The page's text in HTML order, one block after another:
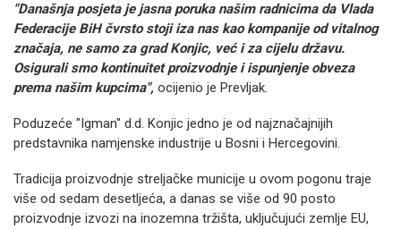
"Današnja posjeta je jasna poruka našim radnicima da Vlada
Federacije BiH čvrsto stoji iza nas kao kompanije od vitalnog
značaja, ne samo za grad Konjic, već i za cijelu državu.
Osigurali smo kontinuitet proizvodnje i ispunjenje obveza
prema našim kupcima", ocijenio je Prevljak.
Poduzeće "Igman" d.d. Konjic jedno je od najznačajnijih
predstavnika namjenske industrije u Bosni i Hercegovini.
Tradicija proizvodnje streljačke municije u ovom pogonu traje
više od sedam desetljeća, a danas se više od 90 posto
proizvodnje izvozi na inozemna tržišta, uključujući zemlje EU,